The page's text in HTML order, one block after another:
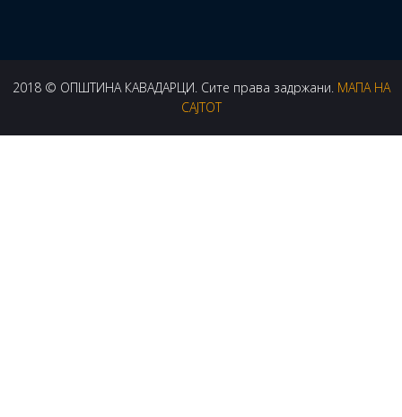
2018 © ОПШТИНА КАВАДАРЦИ. Сите права задржани. МАПА НА
САЈТОТ